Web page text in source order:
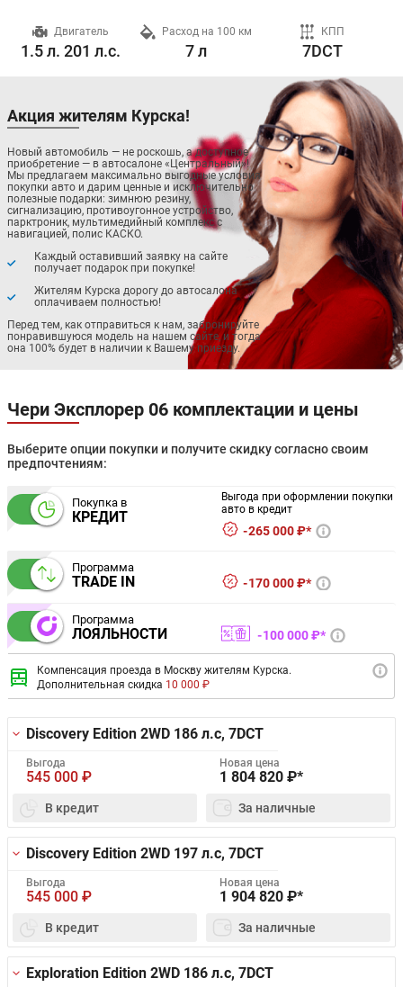
Двигатель
1.5 л. 201 л.с.
Расход на 100 км
7 л
КПП
7DCT
Акция жителям Курска!
Новый автомобиль — не роскошь, а доступное
приобретение — в автосалоне «Центральный»!
Мы предлагаем максимально выгодные условия
покупки авто и дарим ценные и исключительно
полезные подарки: зимнюю резину,
сигнализацию, противоугонное устройство,
парктроник, мультимедийный комплекс с
навигацией, полис КАСКО.
Каждый оставивший заявку на сайте
получает подарок при покупке!
Жителям Курска дорогу до автосалона
оплачиваем полностью!
Перед тем, как отправиться к нам, забронируйте
понравившуюся модель на нашем сайте, и тогда
она 100% будет в наличии к Вашему приезду.
Чери Эксплорер 06 комплектации и цены
Выберите опции покупки и получите скидку согласно своим
предпочтениям:
Покупка в
КРЕДИТ
Выгода при оформлении покупки
авто в кредит
265 000 ₽*
Программа
TRADE IN 170 000 ₽*
Программа
ЛОЯЛЬНОСТИ 100 000 ₽*
Компенсация проезда в Москву жителям Курска.
Дополнительная скидка 10 000 ₽
Discovery Edition 2WD 186 л.с, 7DCT
Выгода
545 000 ₽
Новая цена
1 804 820 ₽*
В кредит За наличные
Discovery Edition 2WD 197 л.с, 7DCT
Выгода
545 000 ₽
Новая цена
1 904 820 ₽*
В кредит За наличные
Exploration Edition 2WD 186 л.с, 7DCT